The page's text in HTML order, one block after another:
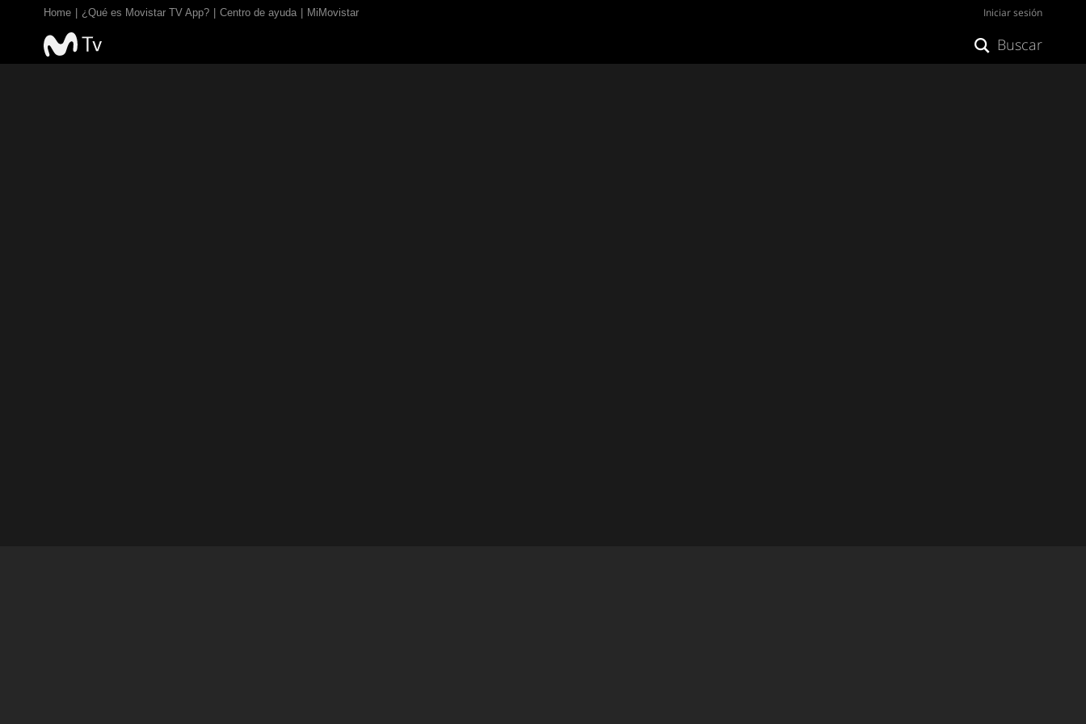
Home ¿Qué es Movistar TV App? Centro de ayuda MiMovistar Iniciar sesión
Buscar